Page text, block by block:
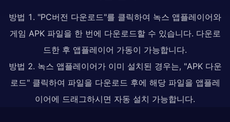
방법 1. "PC버전 다운로드"를 클릭하여 녹스 앱플레이어와
게임 APK 파일을 한 번에 다운로드할 수 있습니다. 다운로
드한 후 앱플레이어 가동이 가능합니다.
방법 2. 녹스 앱플레이어가 이미 설치된 경우는, "APK 다운
로드" 클릭하여 파일을 다운로드 후에 해당 파일을 앱플레
이어에 드래그하시면 자동 설치 가능합니다.